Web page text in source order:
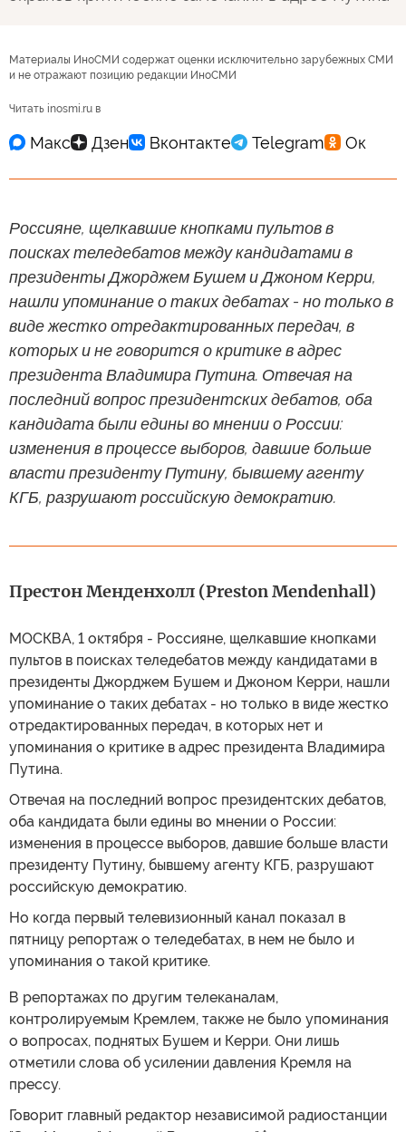
Материалы ИноСМИ содержат оценки исключительно зарубежных СМИ
и не отражают позицию редакции ИноСМИ
Читать inosmi.ru в
Россияне, щелкавшие кнопками пультов в
поисках теледебатов между кандидатами в
президенты Джорджем Бушем и Джоном Керри,
нашли упоминание о таких дебатах - но только в
виде жестко отредактированных передач, в
которых и не говорится о критике в адрес
президента Владимира Путина. Отвечая на
последний вопрос президентских дебатов, оба
кандидата были едины во мнении о России:
изменения в процессе выборов, давшие больше
власти президенту Путину, бывшему агенту
КГБ, разрушают российскую демократию.
Престон Менденхолл (Preston Mendenhall)
МОСКВА, 1 октября - Россияне, щелкавшие кнопками
пультов в поисках теледебатов между кандидатами в
президенты Джорджем Бушем и Джоном Керри, нашли
упоминание о таких дебатах - но только в виде жестко
отредактированных передач, в которых нет и
упоминания о критике в адрес президента Владимира
Путина.
Отвечая на последний вопрос президентских дебатов,
оба кандидата были едины во мнении о России:
изменения в процессе выборов, давшие больше власти
президенту Путину, бывшему агенту КГБ, разрушают
российскую демократию.
Но когда первый телевизионный канал показал в
пятницу репортаж о теледебатах, в нем не было и
упоминания о такой критике.
В репортажах по другим телеканалам,
контролируемым Кремлем, также не было упоминания
о вопросах, поднятых Бушем и Керри. Они лишь
отметили слова об усилении давления Кремля на
прессу.
Говорит главный редактор независимой радиостанции